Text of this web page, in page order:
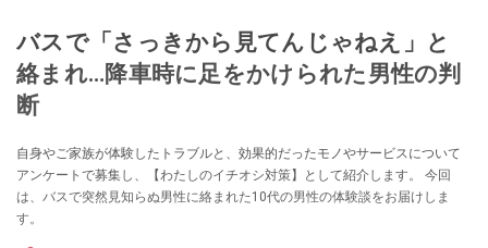
バスで「さっきから見てんじゃねえ」と
絡まれ…降車時に足をかけられた男性の判
断
自身やご家族が体験したトラブルと、効果的だったモノやサービスについて
アンケートで募集し、【わたしのイチオシ対策】として紹介します。 今回
は、バスで突然見知らぬ男性に絡まれた10代の男性の体験談をお届けしま
す。